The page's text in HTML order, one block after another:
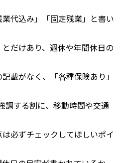
代込み」「固定残業」と書い
とだけあり、週休や年間休日の
載がなく、「各種保険あり」
調する割に、移動時間や交通
必ずチェックしてほしいポイ